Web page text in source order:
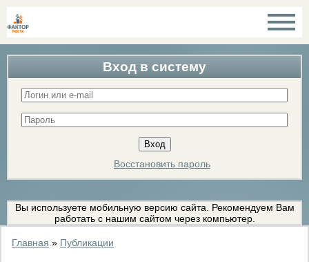
Вход в систему
Восстановить пароль
Вы используете мобильную версию сайта. Рекомендуем Вам
работать с нашим сайтом через компьютер.
Главная » Публикации